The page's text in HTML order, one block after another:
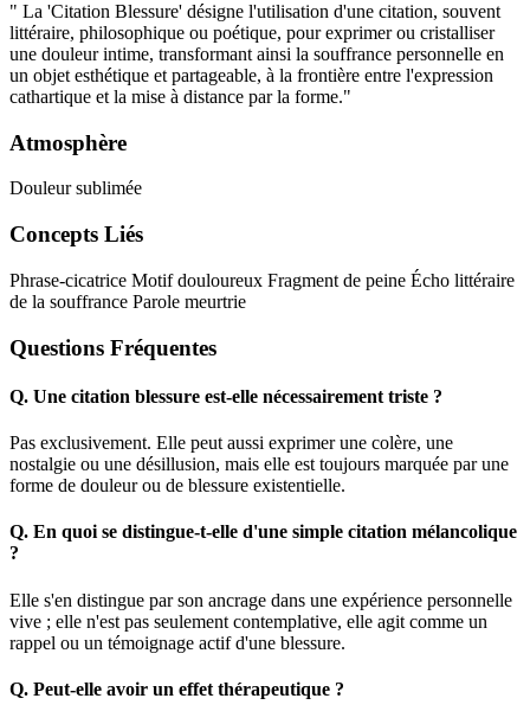
" La 'Citation Blessure' désigne l'utilisation d'une citation, souvent
littéraire, philosophique ou poétique, pour exprimer ou cristalliser
une douleur intime, transformant ainsi la souffrance personnelle en
un objet esthétique et partageable, à la frontière entre l'expression
cathartique et la mise à distance par la forme."
Atmosphère
Douleur sublimée
Concepts Liés
Phrase-cicatrice Motif douloureux Fragment de peine Écho littéraire
de la souffrance Parole meurtrie
Questions Fréquentes
Q. Une citation blessure est-elle nécessairement triste ?
Pas exclusivement. Elle peut aussi exprimer une colère, une
nostalgie ou une désillusion, mais elle est toujours marquée par une
forme de douleur ou de blessure existentielle.
Q. En quoi se distingue-t-elle d'une simple citation mélancolique
?
Elle s'en distingue par son ancrage dans une expérience personnelle
vive ; elle n'est pas seulement contemplative, elle agit comme un
rappel ou un témoignage actif d'une blessure.
Q. Peut-elle avoir un effet thérapeutique ?